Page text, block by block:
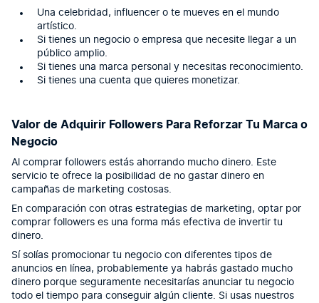
Una celebridad, influencer o te mueves en el mundo
artístico.
Si tienes un negocio o empresa que necesite llegar a un
público amplio.
Si tienes una marca personal y necesitas reconocimiento.
Si tienes una cuenta que quieres monetizar.
Valor de Adquirir Followers Para Reforzar Tu Marca o
Negocio
Al comprar followers estás ahorrando mucho dinero. Este
servicio te ofrece la posibilidad de no gastar dinero en
campañas de marketing costosas.
En comparación con otras estrategias de marketing, optar por
comprar followers es una forma más efectiva de invertir tu
dinero.
Sí solías promocionar tu negocio con diferentes tipos de
anuncios en línea, probablemente ya habrás gastado mucho
dinero porque seguramente necesitarías anunciar tu negocio
todo el tiempo para conseguir algún cliente. Si usas nuestros